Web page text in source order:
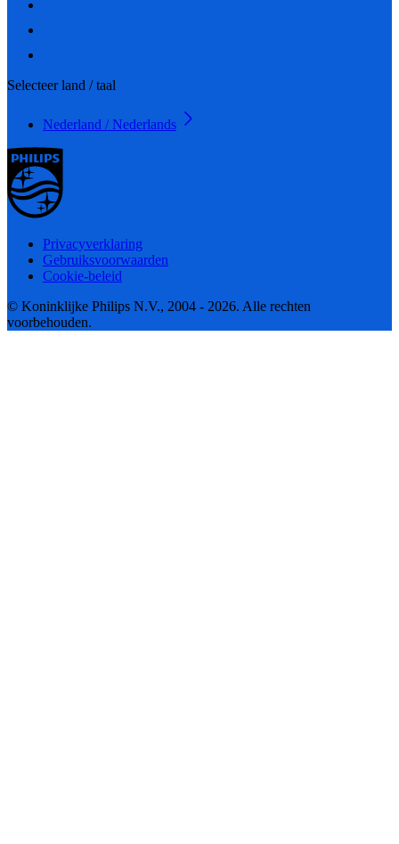
Selecteer land / taal
Nederland / Nederlands
Privacyverklaring
Gebruiksvoorwaarden
Cookie-beleid
© Koninklijke Philips N.V., 2004 - 2026. Alle rechten
voorbehouden.